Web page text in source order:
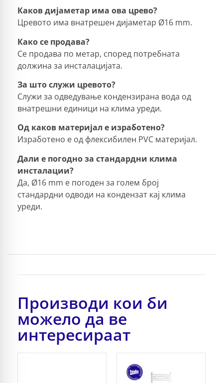
Каков дијаметар има ова црево?
Цревото има внатрешен дијаметар Ø16 mm.
Како се продава?
Се продава по метар, според потребната
должина за инсталацијата.
За што служи цревото?
Служи за одведување кондензирана вода од
внатрешни единици на клима уреди.
Од каков материјал е изработено?
Изработено е од флексибилен PVC материјал.
Дали е погодно за стандардни клима
инсталации?
Да, Ø16 mm е погоден за голем број
стандардни одводи на кондензат кај клима
уреди.
Производи кои би
можело да ве
интересираат